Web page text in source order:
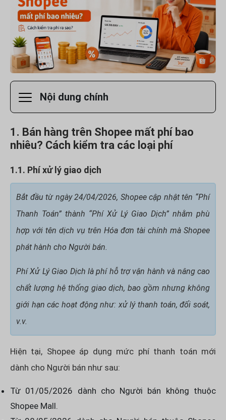
Nội dung chính
1. Bán hàng trên Shopee mất phí bao
nhiêu? Cách kiểm tra các loại phí
1.1. Phí xử lý giao dịch
Bắt đầu từ ngày 24/04/2026, Shopee cập nhật tên “Phí
Thanh Toán” thành “Phí Xử Lý Giao Dịch” nhằm phù
hợp với tên dịch vụ trên Hóa đơn tài chính mà Shopee
phát hành cho Người bán.
Phí Xử Lý Giao Dịch là phí hỗ trợ vận hành và nâng cao
chất lượng hệ thống giao dịch, bao gồm nhưng không
giới hạn các hoạt động như: xử lý thanh toán, đối soát,
v.v.
Hiện tại, Shopee áp dụng mức phí thanh toán mới
dành cho Người bán như sau:
Từ 01/05/2026 dành cho Người bán không thuộc
Shopee Mall.